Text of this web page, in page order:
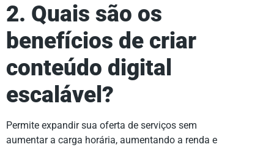
2. Quais são os
benefícios de criar
conteúdo digital
escalável?
Permite expandir sua oferta de serviços sem
aumentar a carga horária, aumentando a renda e